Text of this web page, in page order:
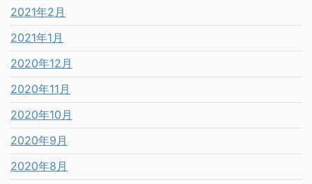
2021年2月
2021年1月
2020年12月
2020年11月
2020年10月
2020年9月
2020年8月